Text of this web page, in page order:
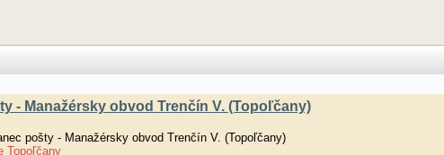
- Manažérsky obvod Trenčín V. (Topoľčany)
pošty - Manažérsky obvod Trenčín V. (Topoľčany)
Topoľčany